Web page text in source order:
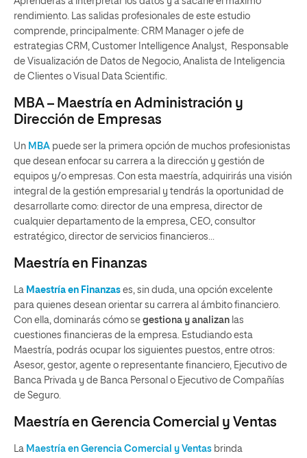
rendimiento. Las salidas profesionales de este estudio
comprende, principalmente: CRM Manager o jefe de
estrategias CRM, Customer Intelligence Analyst, Responsable
de Visualización de Datos de Negocio, Analista de Inteligencia
de Clientes o Visual Data Scientific.
MBA – Maestría en Administración y
Dirección de Empresas
Un MBA puede ser la primera opción de muchos profesionistas
que desean enfocar su carrera a la dirección y gestión de
equipos y/o empresas. Con esta maestría, adquirirás una visión
integral de la gestión empresarial y tendrás la oportunidad de
desarrollarte como: director de una empresa, director de
cualquier departamento de la empresa, CEO, consultor
estratégico, director de servicios financieros…
Maestría en Finanzas
La Maestría en Finanzas es, sin duda, una opción excelente
para quienes desean orientar su carrera al ámbito financiero.
Con ella, dominarás cómo se gestiona y analizan las
cuestiones financieras de la empresa. Estudiando esta
Maestría, podrás ocupar los siguientes puestos, entre otros:
Asesor, gestor, agente o representante financiero, Ejecutivo de
Banca Privada y de Banca Personal o Ejecutivo de Compañías
de Seguro.
Maestría en Gerencia Comercial y Ventas
La Maestría en Gerencia Comercial y Ventas brinda